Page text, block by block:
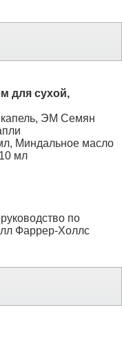
для сухой,
ЭМ Семян
Миндальное масло
мл
по
Фаррер-Холлс